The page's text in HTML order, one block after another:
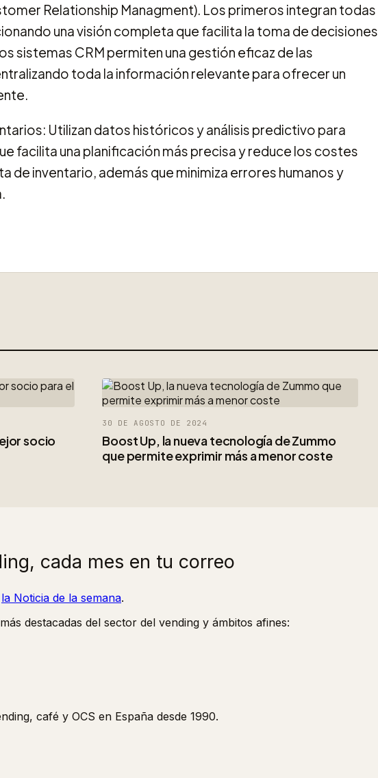
Relationship Managment). Los primeros integran todas
una visión completa que facilita la toma de decisiones
sistemas CRM permiten una gestión eficaz de las
toda la información relevante para ofrecer un
Utilizan datos históricos y análisis predictivo para
facilita una planificación más precisa y reduce los costes
de inventario, además que minimiza errores humanos y
socio
30 DE AGOSTO DE 2024
Boost Up, la nueva tecnología de Zummo
que permite exprimir más a menor coste
cada mes en tu correo
la Noticia de la semana.
destacadas del sector del vending y ámbitos afines:
café y OCS en España desde 1990.